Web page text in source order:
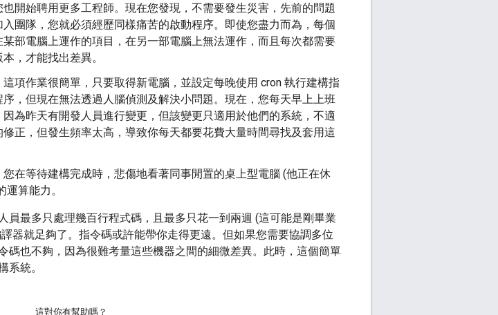
開始聘用更多工程師。現在您發現，不需要發生災害，先前的問題
團隊，您就必須經歷同樣痛苦的啟動程序。即使您盡力而為，每個
部電腦上運作的項目，在另一部電腦上無法運作，而且每次都需要
，才能找出差異。
項作業很簡單，只要取得新電腦，並設定每晚使用 cron 執行建構指
，但現在無法透過人腦偵測及解決小問題。現在，您每天早上上班
為昨天有開發人員進行變更，但該變更只適用於他們的系統，不適
正，但發生頻率太高，導致你每天都要花費大量時間尋找及套用這
在等待建構完成時，悲傷地看著同事閒置的桌上型電腦 (他正在休
算能力。
員最多只處理幾百行程式碼，且最多只花一到兩週 (這可能是剛畢業
器就足夠了。指令碼或許能帶你走得更遠。但如果您需要協調多位
碼也不夠，因為很難考量這些機器之間的細微差異。此時，這個簡單
系統。
這對你有幫助嗎？